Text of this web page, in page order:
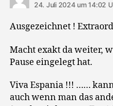
24. Juli 2024 um 14:02
Ausgezeichnet !
Macht exakt da weiter,
Pause eingelegt hat.
Viva Espania !!! ……
auch wenn man das